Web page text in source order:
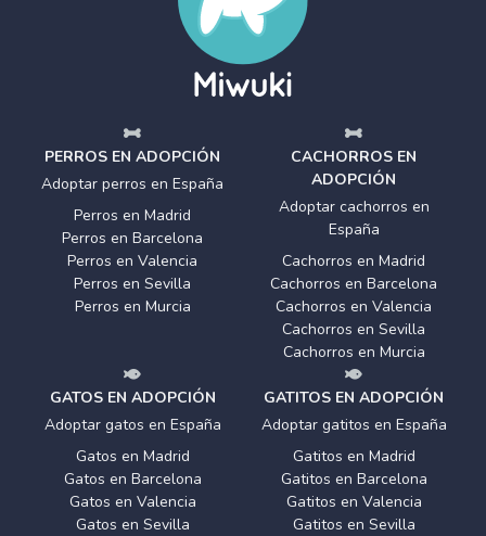
PERROS EN ADOPCIÓN
Adoptar perros en España
Perros en Madrid
Perros en Barcelona
Perros en Valencia
Perros en Sevilla
Perros en Murcia
CACHORROS EN
ADOPCIÓN
Adoptar cachorros en
España
Cachorros en Madrid
Cachorros en Barcelona
Cachorros en Valencia
Cachorros en Sevilla
Cachorros en Murcia
GATOS EN ADOPCIÓN
Adoptar gatos en España
Gatos en Madrid
Gatos en Barcelona
Gatos en Valencia
Gatos en Sevilla
GATITOS EN ADOPCIÓN
Adoptar gatitos en España
Gatitos en Madrid
Gatitos en Barcelona
Gatitos en Valencia
Gatitos en Sevilla